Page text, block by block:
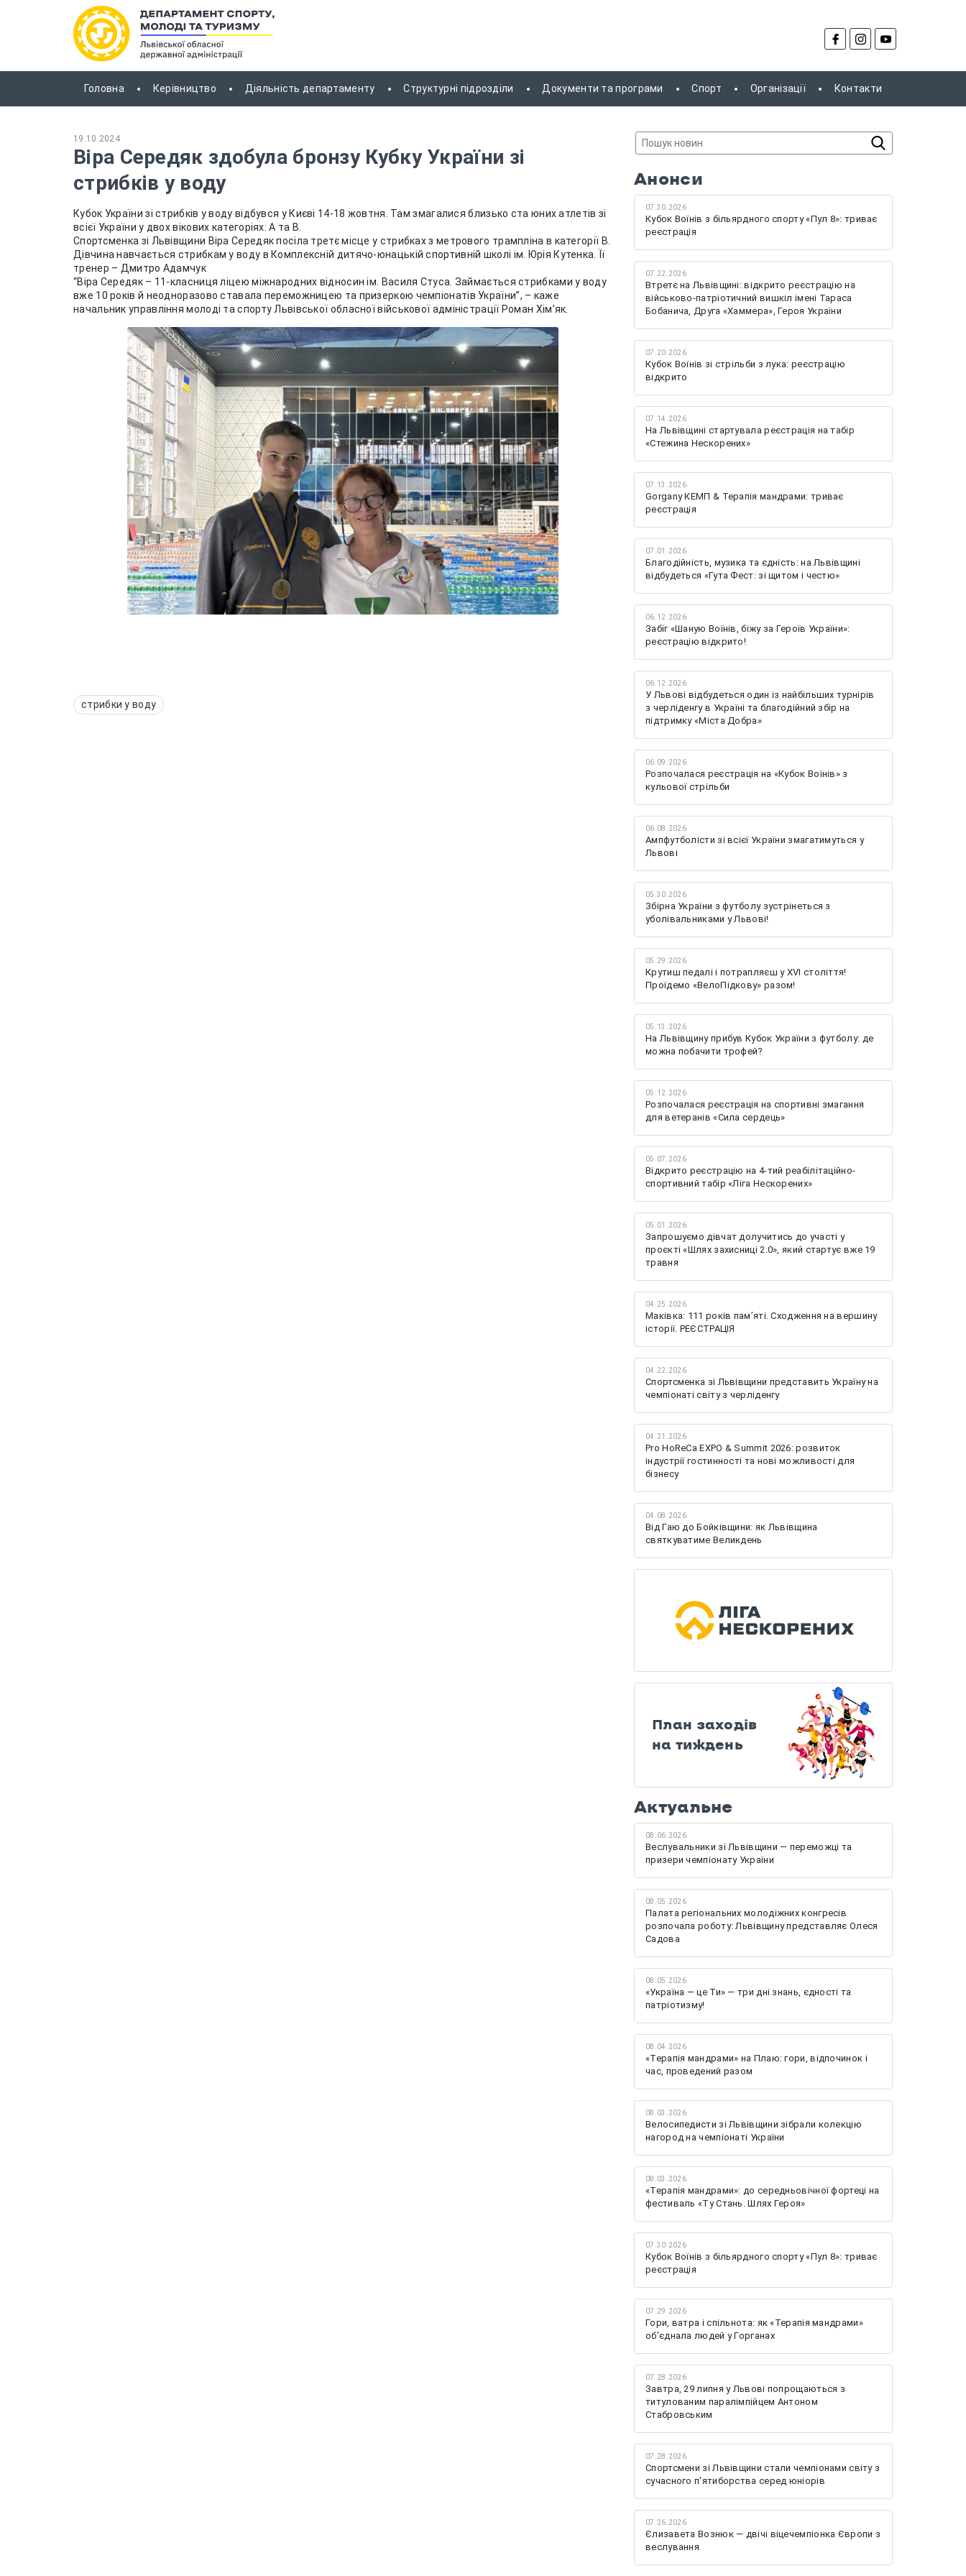
Головна Керівництво Діяльність департаменту Структурні підрозділи Документи та програми Спорт Організації Контакти
19.10.2024
Віра Середяк здобула бронзу Кубку України зі
стрибків у воду
Кубок України зі стрибків у воду відбувся у Києві 14-18 жовтня. Там змагалися близько ста юних атлетів зі
всієї України у двох вікових категоріях: А та В.
Спортсменка зі Львівщини Віра Середяк посіла третє місце у стрибках з метрового трампліна в категорії В.
Дівчина навчається стрибкам у воду в Комплексній дитячо-юнацькій спортивній школі ім. Юрія Кутенка. Її
тренер – Дмитро Адамчук
“Віра Середяк – 11-класниця ліцею міжнародних відносин ім. Василя Стуса. Займається стрибками у воду
вже 10 років й неодноразово ставала переможницею та призеркою чемпіонатів України”, – каже
начальник управління молоді та спорту Львівської обласної військової адміністрації Роман Хімʼяк.
стрибки у воду
Анонси
07.30.2026
Кубок Воїнів з більярдного спорту «Пул 8»: триває
реєстрація
07.22.2026
Втретє на Львівщині: відкрито реєстрацію на
військово-патріотичний вишкіл імені Тараса
Бобанича, Друга «Хаммера», Героя України
07.20.2026
Кубок Воїнів зі стрільби з лука: реєстрацію
відкрито
07.14.2026
На Львівщині стартувала реєстрація на табір
«Стежина Нескорених»
07.13.2026
Gorgany КЕМП & Терапія мандрами: триває
реєстрація
07.01.2026
Благодійність, музика та єдність: на Львівщині
відбудеться «Гута Фест: зі щитом і честю»
06.12.2026
Забіг «Шаную Воїнів, біжу за Героїв України»:
реєстрацію відкрито!
06.12.2026
У Львові відбудеться один із найбільших турнірів
з черліденгу в Україні та благодійний збір на
підтримку «Міста Добра»
06.09.2026
Розпочалася реєстрація на «Кубок Воїнів» з
кульової стрільби
06.08.2026
Ампфутболісти зі всієї України змагатимуться у
Львові
05.30.2026
Збірна України з футболу зустрінеться з
уболівальниками у Львові!
05.29.2026
Крутиш педалі і потрапляєш у XVI століття!
Проїдемо «ВелоПідкову» разом!
05.13.2026
На Львівщину прибув Кубок України з футболу: де
можна побачити трофей?
05.12.2026
Розпочалася реєстрація на спортивні змагання
для ветеранів «Сила сердець»
05.07.2026
Відкрито реєстрацію на 4-тий реабілітаційно-
спортивний табір «Ліга Нескорених»
05.01.2026
Запрошуємо дівчат долучитись до участі у
проєкті «Шлях захисниці 2.0», який стартує вже 19
травня
04.25.2026
Маківка: 111 років пам’яті. Сходження на вершину
історії. РЕЄСТРАЦІЯ
04.22.2026
Спортсменка зі Львівщини представить Україну на
чемпіонаті світу з черліденгу
04.21.2026
Pro HoReCa EXPO & Summit 2026: розвиток
індустрії гостинності та нові можливості для
бізнесу
04.08.2026
Від Гаю до Бойківщини: як Львівщина
святкуватиме Великдень
План заходів
на тиждень
Актуальне
08.06.2026
Веслувальники зі Львівщини — переможці та
призери чемпіонату України
08.05.2026
Палата регіональних молодіжних конгресів
розпочала роботу: Львівщину представляє Олеся
Садова
08.05.2026
«Україна — це Ти» — три дні знань, єдності та
патріотизму!
08.04.2026
«Терапія мандрами» на Плаю: гори, відпочинок і
час, проведений разом
08.03.2026
Велосипедисти зі Львівщини зібрали колекцію
нагород на чемпіонаті України
08.03.2026
«Терапія мандрами»: до середньовічної фортеці на
фестиваль «Ту Стань. Шлях Героя»
07.30.2026
Кубок Воїнів з більярдного спорту «Пул 8»: триває
реєстрація
07.29.2026
Гори, ватра і спільнота: як «Терапія мандрами»
об’єднала людей у Горганах
07.28.2026
Завтра, 29 липня у Львові попрощаються з
титулованим паралімпійцем Антоном
Стабровським
07.28.2026
Спортсмени зі Львівщини стали чемпіонами світу з
сучасного п'ятиборства серед юніорів
07.26.2026
Єлизавета Вознюк — двічі віцечемпіонка Європи з
веслування